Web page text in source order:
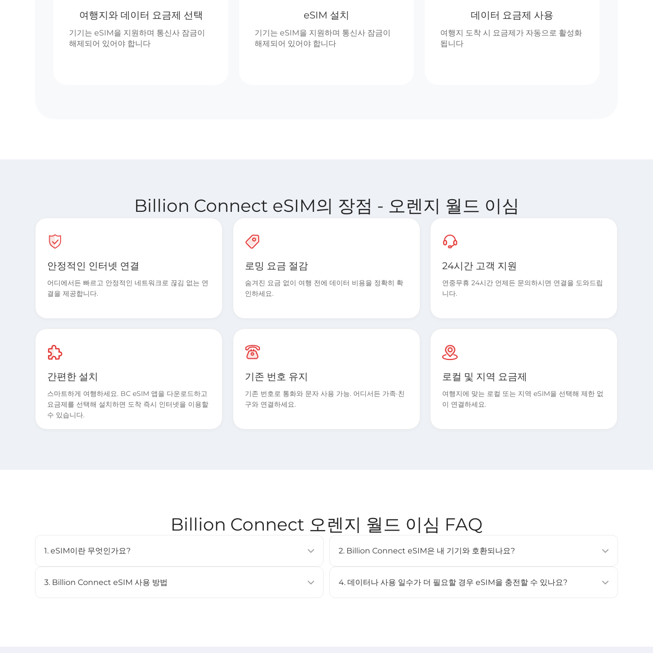
여행지와 데이터 요금제 선택
기기는 eSIM을 지원하며 통신사 잠금이
해제되어 있어야 합니다
eSIM 설치
기기는 eSIM을 지원하며 통신사 잠금이
해제되어 있어야 합니다
데이터 요금제 사용
여행지 도착 시 요금제가 자동으로 활성화
됩니다
Billion Connect eSIM의 장점 - 오렌지 월드 이심
안정적인 인터넷 연결
어디에서든 빠르고 안정적인 네트워크로 끊김 없는 연
결을 제공합니다.
로밍 요금 절감
숨겨진 요금 없이 여행 전에 데이터 비용을 정확히 확
인하세요.
24시간 고객 지원
연중무휴 24시간 언제든 문의하시면 연결을 도와드립
니다.
간편한 설치
스마트하게 여행하세요. BC eSIM 앱을 다운로드하고
요금제를 선택해 설치하면 도착 즉시 인터넷을 이용할
수 있습니다.
기존 번호 유지
기존 번호로 통화와 문자 사용 가능. 어디서든 가족·친
구와 연결하세요.
로컬 및 지역 요금제
여행지에 맞는 로컬 또는 지역 eSIM을 선택해 제한 없
이 연결하세요.
Billion Connect 오렌지 월드 이심 FAQ
1. eSIM이란 무엇인가요?
디지털 SIM입니다. 호환되는 기기에 내장되어 있으며 여러 프로필을 저장할 수 있습니다.
3. Billion Connect eSIM 사용 방법
2. Billion Connect eSIM은 내 기기와 호환되나요?
XS 이상, Google Pixel 3 이상, Samsung Galaxy S20 이상). 자세한 내용은 [
호환 기기]
페이지를 확인하세요.
4. 데이터나 사용 일수가 더 필요할 경우 eSIM을 충전할 수 있나요?